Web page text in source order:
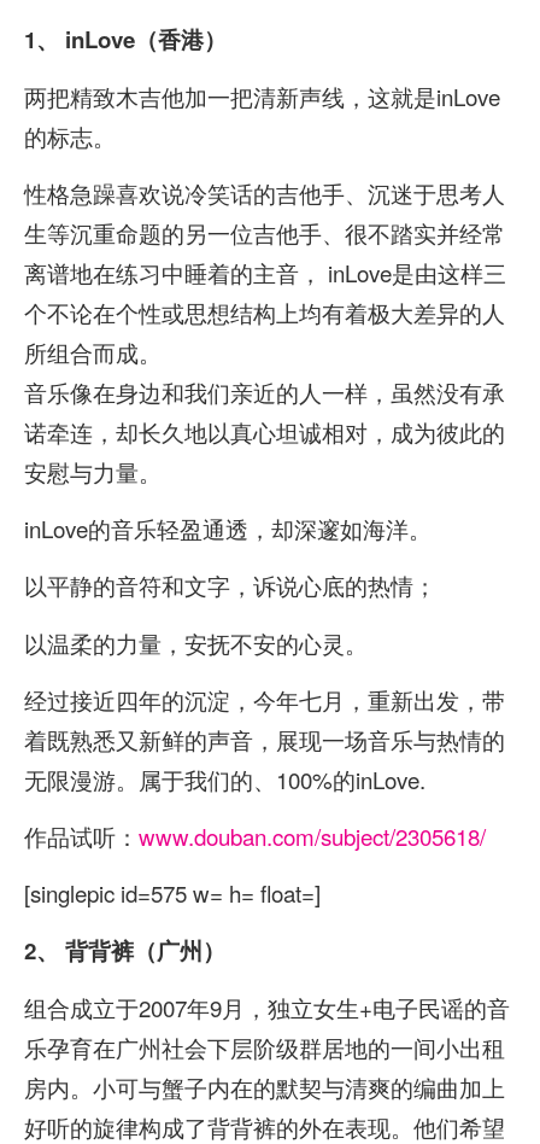
1、 inLove（香港）
两把精致木吉他加一把清新声线，这就是inLove
的标志。
性格急躁喜欢说冷笑话的吉他手、沉迷于思考人
生等沉重命题的另一位吉他手、很不踏实并经常
离谱地在练习中睡着的主音， inLove是由这样三
个不论在个性或思想结构上均有着极大差异的人
所组合而成。
音乐像在身边和我们亲近的人一样，虽然没有承
诺牵连，却长久地以真心坦诚相对，成为彼此的
安慰与力量。
inLove的音乐轻盈通透，却深邃如海洋。
以平静的音符和文字，诉说心底的热情；
以温柔的力量，安抚不安的心灵。
经过接近四年的沉淀，今年七月，重新出发，带
着既熟悉又新鲜的声音，展现一场音乐与热情的
无限漫游。属于我们的、100%的inLove.
作品试听： www.douban.com/subject/2305618/
[singlepic id=575 w= h= float=]
2、 背背裤（广州）
组合成立于2007年9月，独立女生+电子民谣的音
乐孕育在广州社会下层阶级群居地的一间小出租
房内。小可与蟹子内在的默契与清爽的编曲加上
好听的旋律构成了背背裤的外在表现。他们希望